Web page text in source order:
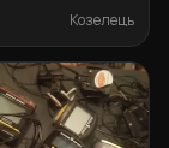
Козелець